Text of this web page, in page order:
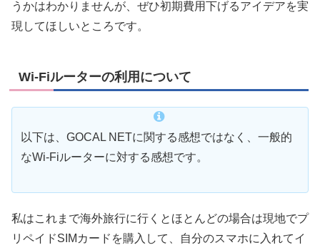
うかはわかりませんが、ぜひ初期費用下げるアイデアを実
現してほしいところです。
Wi-Fiルーターの利用について
以下は、GOCAL NETに関する感想ではなく、一般的
なWi-Fiルーターに対する感想です。
私はこれまで海外旅行に行くとほとんどの場合は現地でプ
リペイドSIMカードを購入して、自分のスマホに入れてイ